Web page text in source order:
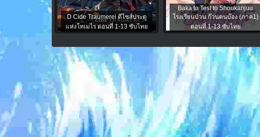
D Cide Traumerei ดีไซส์ประตู
แห่งโทเมไร ตอนที่ 1-13 ซับไทย
Baka to Test to Shoukanjuu
โรงเรียนป่วน ก๊วนคนบ๊อง (ภาค1)
ตอนที่ 1-13 ซับไทย